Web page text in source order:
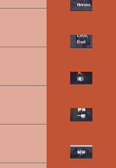
Heroes
Love,
Dad
一鳴
鑼聲
人
魂》
最後
一眼
蚵仔